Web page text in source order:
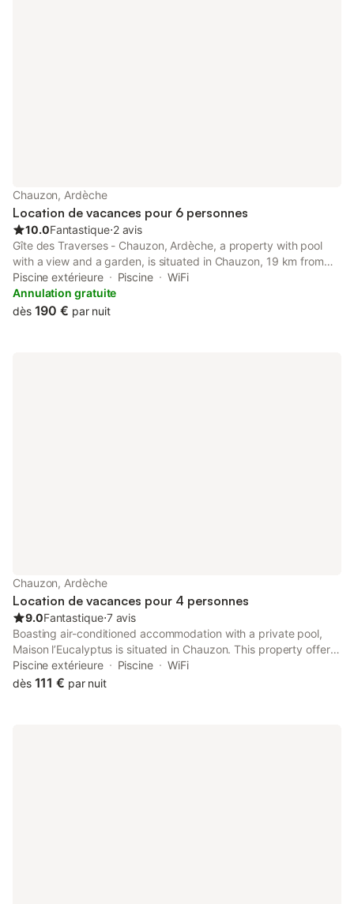
Chauzon, Ardèche
Location de vacances pour 6 personnes
10.0Fantastique⋅2 avis
Gîte des Traverses - Chauzon, Ardèche, a property with pool
with a view and a garden, is situated in Chauzon, 19 km from
Pont d'Arc, 20 km from Ardeche Gorges, as well as 19 km from
Chauvet Cave.
Piscine extérieure Piscine
WiFi
Annulation gratuite
dès 190 € par nuit
Chauzon, Ardèche
Location de vacances pour 4 personnes
9.0Fantastique⋅7 avis
Boasting air-conditioned accommodation with a private pool,
Maison l’Eucalyptus is situated in Chauzon. This property offers
access to a terrace, table tennis, free private parking and free
WiFi.
Piscine extérieure Piscine
WiFi
dès 111 € par nuit